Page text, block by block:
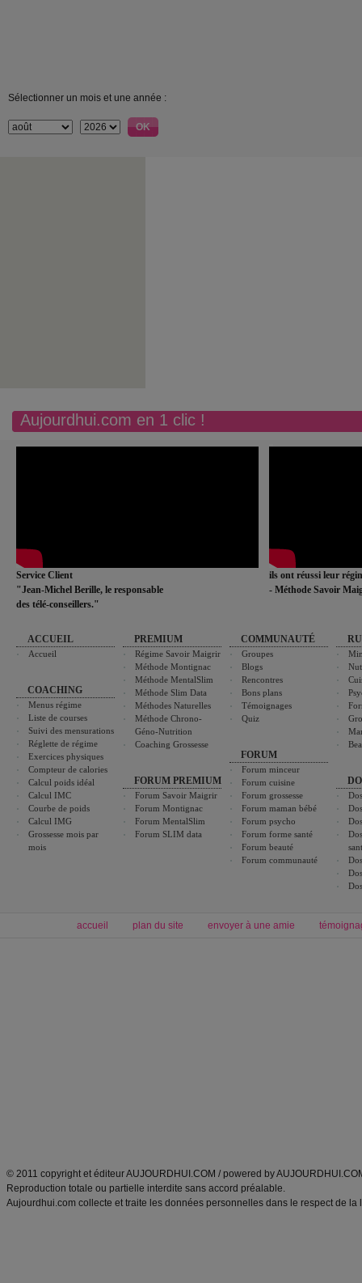
Sélectionner un mois et une année :
Aujourdhui.com en 1 clic !
Service Client
"Jean-Michel Berille, le responsable
des télé-conseillers."
ils ont réussi leur
- Méthode Savoir
ACCUEIL
Accueil
COACHING
Menus régime
Liste de courses
Suivi des mensurations
Réglette de régime
Exercices physiques
Compteur de calories
Calcul poids idéal
Calcul IMC
Courbe de poids
Calcul IMG
Grossesse mois par
mois
PREMIUM
Régime Savoir Maigrir
Méthode Montignac
Méthode MentalSlim
Méthode Slim Data
Méthodes Naturelles
Méthode Chrono-
Géno-Nutrition
Coaching Grossesse
FORUM PREMIUM
Forum Savoir Maigrir
Forum Montignac
Forum MentalSlim
Forum SLIM data
COMMUNAUTÉ
Groupes
Blogs
Rencontres
Bons plans
Témoignages
Quiz
FORUM
Forum minceur
Forum cuisine
Forum grossesse
Forum maman bébé
Forum psycho
Forum forme santé
Forum beauté
Forum communauté
accueil plan du site envoyer à une amie
© 2011 copyright et éditeur AUJOURDHUI.COM / powered by
Reproduction totale ou partielle interdite sans accord préalable.
Aujourdhui.com collecte et traite les données personnelles dans le respect de